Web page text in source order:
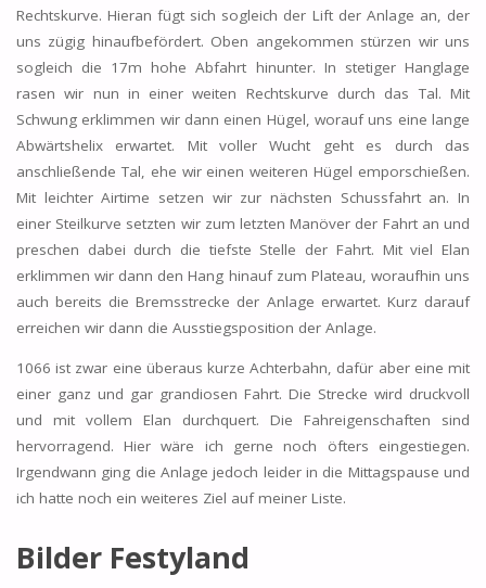
Rechtskurve. Hieran fügt sich sogleich der Lift der Anlage an, der
uns zügig hinaufbefördert. Oben angekommen stürzen wir uns
sogleich die 17m hohe Abfahrt hinunter. In stetiger Hanglage
rasen wir nun in einer weiten Rechtskurve durch das Tal. Mit
Schwung erklimmen wir dann einen Hügel, worauf uns eine lange
Abwärtshelix erwartet. Mit voller Wucht geht es durch das
anschließende Tal, ehe wir einen weiteren Hügel emporschießen.
Mit leichter Airtime setzen wir zur nächsten Schussfahrt an. In
einer Steilkurve setzten wir zum letzten Manöver der Fahrt an und
preschen dabei durch die tiefste Stelle der Fahrt. Mit viel Elan
erklimmen wir dann den Hang hinauf zum Plateau, woraufhin uns
auch bereits die Bremsstrecke der Anlage erwartet. Kurz darauf
erreichen wir dann die Ausstiegsposition der Anlage.
1066 ist zwar eine überaus kurze Achterbahn, dafür aber eine mit
einer ganz und gar grandiosen Fahrt. Die Strecke wird druckvoll
und mit vollem Elan durchquert. Die Fahreigenschaften sind
hervorragend. Hier wäre ich gerne noch öfters eingestiegen.
Irgendwann ging die Anlage jedoch leider in die Mittagspause und
ich hatte noch ein weiteres Ziel auf meiner Liste.
Bilder Festyland